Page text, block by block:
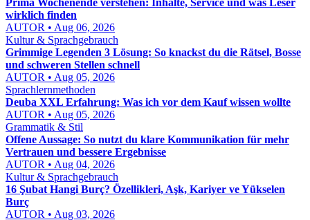
Prima Wochenende verstehen: Inhalte, Service und was Leser
wirklich finden
AUTOR • Aug 06, 2026
Kultur & Sprachgebrauch
Grimmige Legenden 3 Lösung: So knackst du die Rätsel, Bosse
und schweren Stellen schnell
AUTOR • Aug 05, 2026
Sprachlernmethoden
Deuba XXL Erfahrung: Was ich vor dem Kauf wissen wollte
AUTOR • Aug 05, 2026
Grammatik & Stil
Offene Aussage: So nutzt du klare Kommunikation für mehr
Vertrauen und bessere Ergebnisse
AUTOR • Aug 04, 2026
Kultur & Sprachgebrauch
16 Şubat Hangi Burç? Özellikleri, Aşk, Kariyer ve Yükselen
Burç
AUTOR • Aug 03, 2026